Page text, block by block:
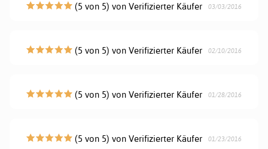
(5 von 5) von Verifizierter Käufer 03/03/2016
(5 von 5) von Verifizierter Käufer 02/10/2016
(5 von 5) von Verifizierter Käufer 01/28/2016
(5 von 5) von Verifizierter Käufer 01/23/2016